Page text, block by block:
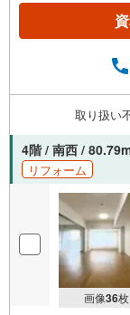
取り扱い
4階 / 南西 /
リフォーム
画像36枚